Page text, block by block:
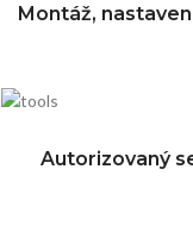
Autorizovaný
Montáž,